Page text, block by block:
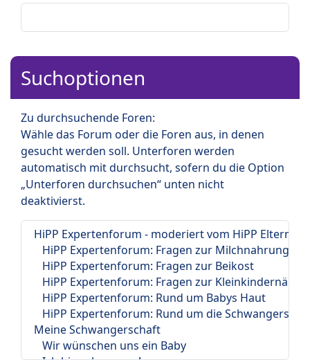
Suchoptionen
Zu durchsuchende Foren:
Wähle das Forum oder die Foren aus, in denen
gesucht werden soll. Unterforen werden
automatisch mit durchsucht, sofern du die Option
„Unterforen durchsuchen“ unten nicht
deaktivierst.